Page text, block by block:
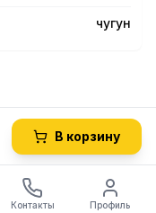
чугун
В корзину
Контакты Профиль